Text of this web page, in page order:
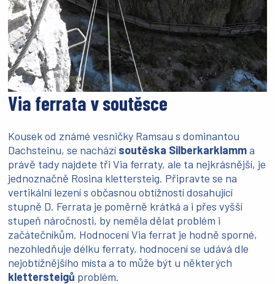
Via ferrata v soutěsce
Kousek od známé vesničky Ramsau s dominantou
Dachsteinu, se nachází soutěska Silberkarklamma
právě tady najdete tři Via ferraty, ale ta nejkrásnější, je
jednoznačně Rosina klettersteig. Připravte se na
vertikální lezení s občasnou obtížností dosahující
stupně D. Ferrata je poměrně krátká a i přes vyšší
stupeň náročnosti, by neměla dělat problém i
začátečníkům. Hodnocení Via ferrat je hodně sporné,
nezohledňuje délku ferraty, hodnocení se udává dle
nejobtížnějšího místa a to může být u některých
klettersteigů problém.